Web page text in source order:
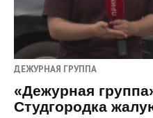
ДЕЖУРНАЯ ГРУППА
«Дежурная
Студгородка